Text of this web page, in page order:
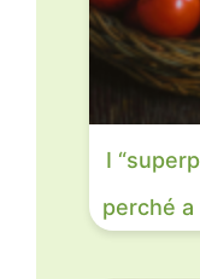
I
perché